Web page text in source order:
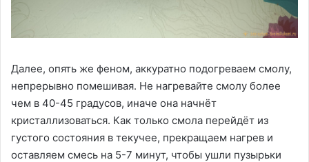
Далее, опять же феном, аккуратно подогреваем смолу,
непрерывно помешивая. Не нагревайте смолу более
чем в 40-45 градусов, иначе она начнёт
кристаллизоваться. Как только смола перейдёт из
густого состояния в текучее, прекращаем нагрев и
оставляем смесь на 5-7 минут, чтобы ушли пузырьки